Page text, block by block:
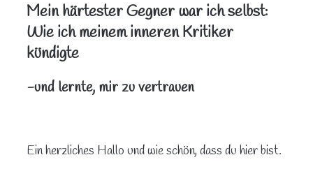
Mein härtester Gegner war ich selbst:
Wie ich meinem inneren Kritiker
kündigte
-und lernte, mir zu vertrauen
Ein herzliches Hallo und wie schön, dass du hier bist.